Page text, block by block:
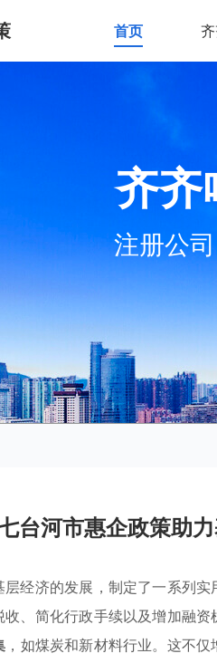
首页
齐齐
注册公
台河市惠企政策助
经济的发展，制定了一系列实
、简化行政手续以及增加融资
，如煤炭和新材料行业。这不